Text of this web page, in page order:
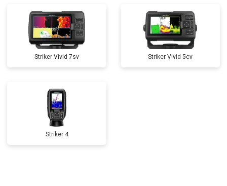
Striker Vivid 7sv Striker Vivid 5cv
Striker 4